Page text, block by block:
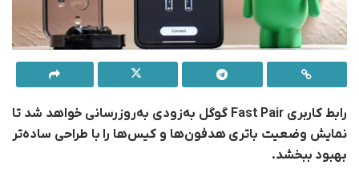
رابط کاربری Fast Pair گوگل به‌زودی به‌روزرسانی خواهد شد تا
نمایش وضعیت باتری هدفون‌ها و کیس‌ها را با طراحی ساده‌تر
بهبود ببخشد.